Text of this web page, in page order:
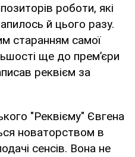
роботи, які
й цього разу.
старанням самої
ще до прем’єри
реквієм за
"Реквієму" Євгена
новаторством в
сенсів. Вона не